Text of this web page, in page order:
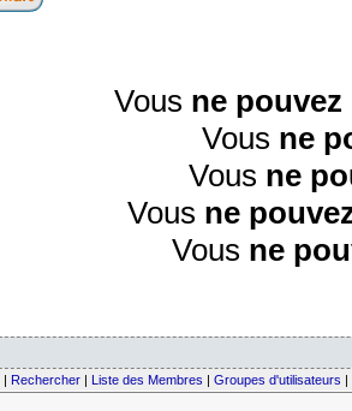
Vous ne pouvez
Vous ne
Vous ne
Vous ne
Vous ne
| Rechercher | Liste des Membres | Groupes d'utilisateurs |